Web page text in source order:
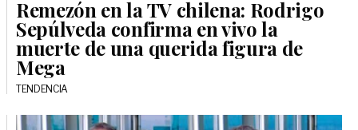
Remezón en la TV chilena: Rodrigo
Sepúlveda confirma en vivo la
muerte de una querida figura de
Mega
TENDENCIA